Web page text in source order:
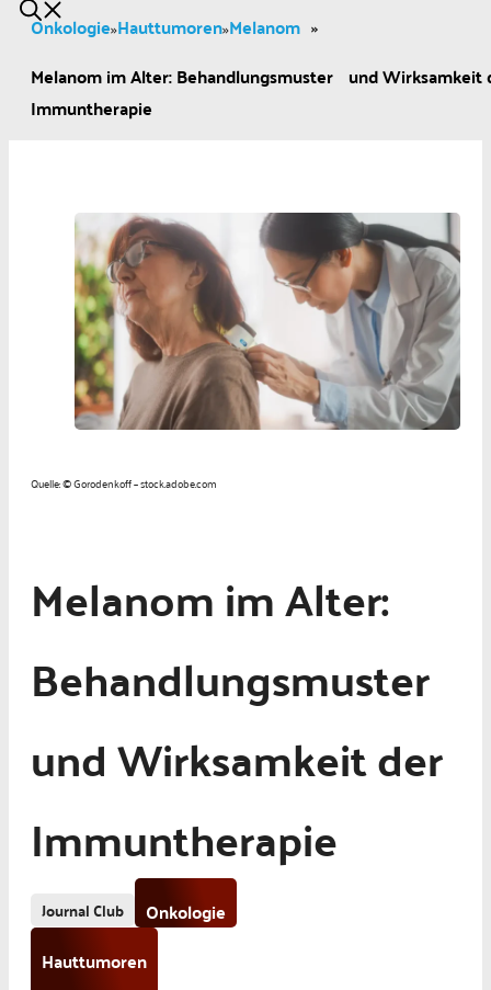
Onkologie»Hauttumoren»Melanom »
Melanom im Alter: Behandlungsmuster und Wirksamkeit
Immuntherapie
Quelle: © Gorodenkoff – stock.adobe.com
Melanom im Alter:
Behandlungsmuster
und Wirksamkeit der
Immuntherapie
Journal Club
Onkologie
Hauttumoren